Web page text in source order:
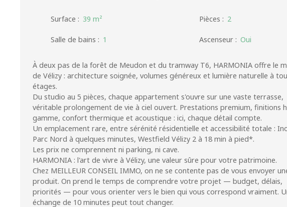
Surface : 39 m² Pièces : 2
Salle de bains : 1 Ascenseur : Oui
À deux pas de la forêt de Meudon et du tramway T6, HARMONIA offre le
de Vélizy : architecture soignée, volumes généreux et lumière naturelle à
étages.
Du studio au 5 pièces, chaque appartement s'ouvre sur une vaste terrasse,
véritable prolongement de vie à ciel ouvert. Prestations premium, finitions
gamme, confort thermique et acoustique : ici, chaque détail compte.
Un emplacement rare, entre sérénité résidentielle et accessibilité totale :
Parc Nord à quelques minutes, Westfield Vélizy 2 à 18 min à pied*.
Les prix ne comprennent ni parking, ni cave.
HARMONIA : l'art de vivre à Vélizy, une valeur sûre pour votre patrimoine.
Chez MEILLEUR CONSEIL IMMO, on ne se contente pas de vous envoyer
produit. On prend le temps de comprendre votre projet — budget, délais,
priorités — pour vous orienter vers le bien qui vous correspond vraiment.
échange de 10 minutes peut tout changer.